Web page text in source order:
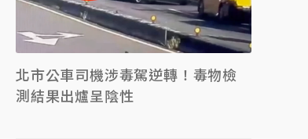
北市公車司機涉毒駕逆轉！毒物檢
測結果出爐呈陰性